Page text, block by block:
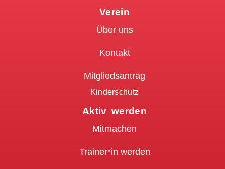
Verein
Über uns
Kontakt
Mitgliedsantrag
Kinderschutz
Aktiv werden
Mitmachen
Trainer*in werden